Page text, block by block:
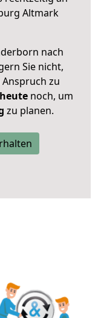
Altmark
nach
Sie nicht,
zu
noch, um
zu planen.